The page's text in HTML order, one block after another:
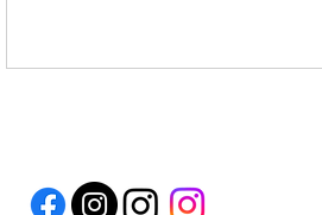
eigenen Shop! Hier wird wirklich